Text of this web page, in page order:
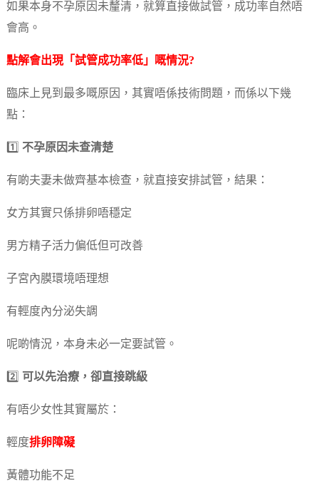
如果本身不孕原因未釐清，就算直接做試管，成功率自然唔
會高。
點解會出現「試管成功率低」嘅情況?
臨床上見到最多嘅原因，其實唔係技術問題，而係以下幾
點：
1️⃣ 不孕原因未查清楚
有啲夫妻未做齊基本檢查，就直接安排試管，結果：
女方其實只係排卵唔穩定
男方精子活力偏低但可改善
子宮內膜環境唔理想
有輕度內分泌失調
呢啲情況，本身未必一定要試管。
2️⃣ 可以先治療，卻直接跳級
有唔少女性其實屬於：
輕度排卵障礙
黃體功能不足